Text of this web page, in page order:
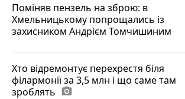
Поміняв пензель на зброю: в
Хмельницькому попрощались із
захисником Андрієм Томчишиним
Хто відремонтує перехрестя біля
філармонії за 3,5 млн і що саме там
зроблять photo_camera